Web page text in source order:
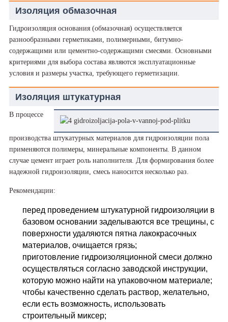
Изоляция обмазочная
Гидроизоляция основания (обмазочная) осуществляется
разнообразными герметиками, полимерными, битумно-
содержащими или цементно-содержащими смесями. Основными
критериями для выбора состава являются эксплуатационные
условия и размеры участка, требующего герметизации.
Изоляция штукатурная
В процессе
производства штукатурных материалов для гидроизоляции пола
применяются полимеры, минеральные компоненты. В данном
случае цемент играет роль наполнителя. Для формирования более
надежной гидроизоляции, смесь наносится несколько раз.
Рекомендации:
перед проведением штукатурной гидроизоляции в
базовом основании заделываются все трещины, с
поверхности удаляются пятна лакокрасочных
материалов, очищается грязь;
приготовление гидроизоляционной смеси должно
осуществляться согласно заводской инструкции,
которую можно найти на упаковочном материале;
чтобы качественно сделать раствор, желательно,
если есть возможность, использовать
строительный миксер;